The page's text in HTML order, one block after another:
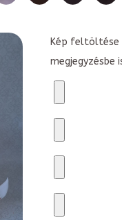
Kép feltöltése
megjegyzésbe